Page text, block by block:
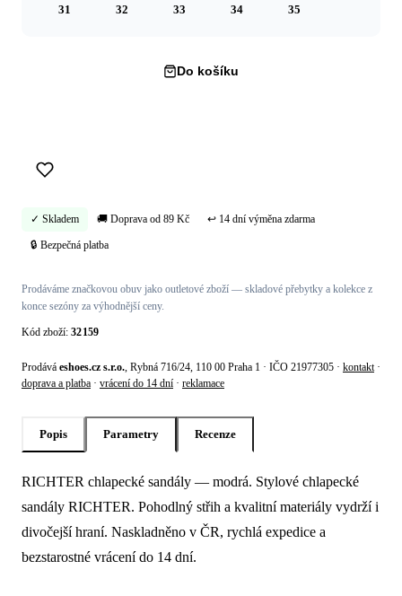
31 32 33 34 35
Do košíku
✓ Skladem 🚚 Doprava od 89 Kč ↩ 14 dní výměna zdarma
🔒 Bezpečná platba
Prodáváme značkovou obuv jako outletové zboží — skladové přebytky a kolekce z
konce sezóny za výhodnější ceny.
Kód zboží: 32159
Prodává eshoes.cz s.r.o. , Rybná 716/24, 110 00 Praha 1 · IČO 21977305 · kontakt ·
doprava a platba · vrácení do 14 dní · reklamace
Popis Parametry Recenze
Popis produktu Richter Chlapecké
RICHTER chlapecké sandály — modrá. Stylové chlapecké
sandály RICHTER. Pohodlný střih a kvalitní materiály vydrží i
divočejší hraní. Naskladněno v ČR, rychlá expedice a
bezstarostné vrácení do 14 dní.